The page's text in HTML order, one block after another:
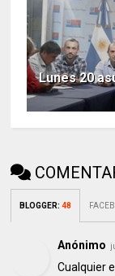
Lunes 20
BLOGGER:48
Anónimo
Cualquier